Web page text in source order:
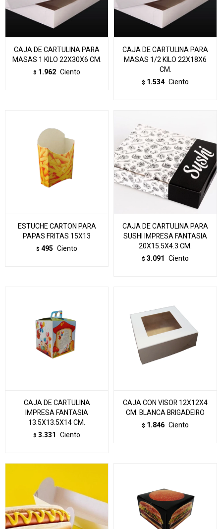
CAJA DE CARTULINA PARA
MASAS 1 KILO 22X30X6 CM.
$ 1.962 Ciento
CAJA DE CARTULINA PARA
MASAS 1/2 KILO 22X18X6
CM.
$ 1.534 Ciento
ESTUCHE CARTON PARA
PAPAS FRITAS 15X13
$ 495 Ciento
CAJA DE CARTULINA PARA
SUSHI IMPRESA FANTASIA
20X15.5X4.3 CM.
$ 3.091 Ciento
CAJA DE CARTULINA
IMPRESA FANTASIA
13.5X13.5X14 CM.
$ 3.331 Ciento
CAJA CON VISOR 12X12X4
CM. BLANCA BRIGADEIRO
$ 1.846 Ciento